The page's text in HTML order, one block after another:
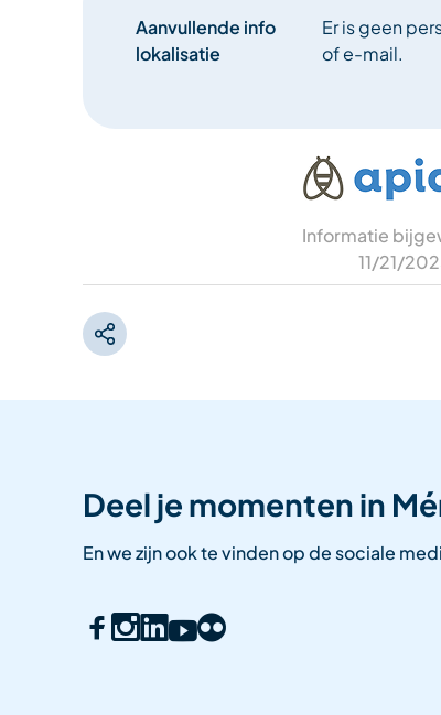
Aanvullende info
lokalisatie
Er is geen
of e-mail.
Informatie
11/21/
Deel je momenten in
En we zijn ook te vinden op de sociale